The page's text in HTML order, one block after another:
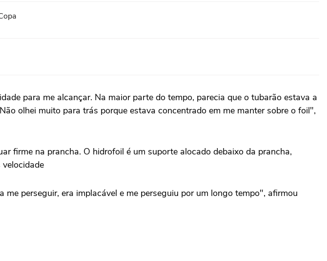
para me alcançar. Na maior parte do tempo, parecia que o tubarão estava a
olhei muito para trás porque estava concentrado em me manter sobre o foil",
firme na prancha. O hidrofoil é um suporte alocado debaixo da prancha,
perseguir, era implacável e me perseguiu por um longo tempo", afirmou